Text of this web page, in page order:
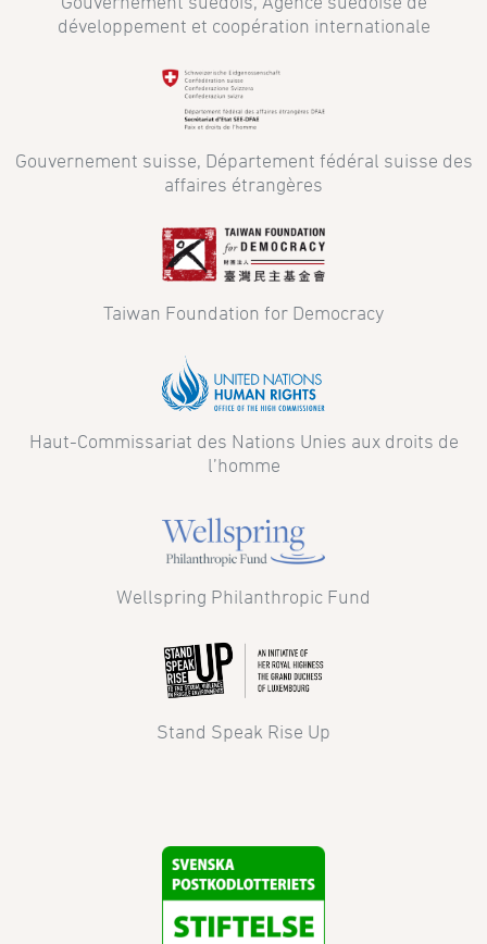
développement et coopération internationale
Gouvernement suisse, Département fédéral suisse des
affaires étrangères
Taiwan Foundation for Democracy
Haut-Commissariat des Nations Unies aux droits de
l’homme
Wellspring Philanthropic Fund
Stand Speak Rise Up